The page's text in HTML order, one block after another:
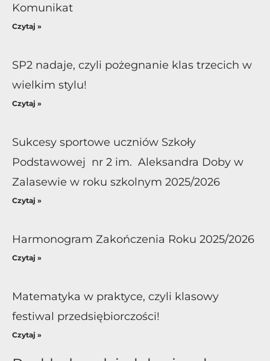
Komunikat
Czytaj »
SP2 nadaje, czyli pożegnanie klas trzecich w
wielkim stylu!
Czytaj »
Sukcesy sportowe uczniów Szkoły
Podstawowej nr 2 im. Aleksandra Doby w
Zalasewie w roku szkolnym 2025/2026
Czytaj »
Harmonogram Zakończenia Roku 2025/2026
Czytaj »
Matematyka w praktyce, czyli klasowy
festiwal przedsiębiorczości!
Czytaj »